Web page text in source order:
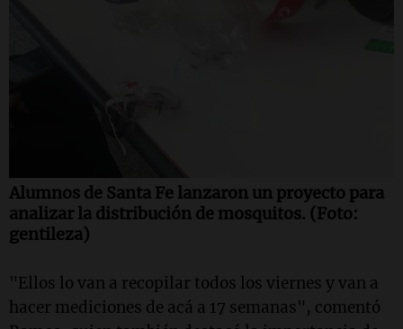
Alumnos de Santa Fe lanzaron un proyecto para
analizar la distribución de mosquitos. (Foto:
gentileza)
"Ellos lo van a recopilar todos los viernes y van a
hacer mediciones de acá a 17 semanas", comentó